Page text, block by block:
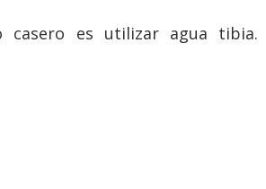
es utilizar agua tibia.